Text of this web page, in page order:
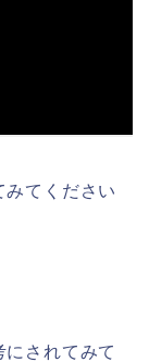
てください
されてみて